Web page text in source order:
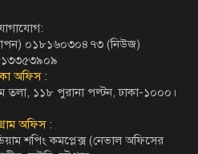
০১৮১৬০৩০৪৭৩ (নিউজ)
অফিস :
তলা, ১১৮ পুরানা পল্টন, ঢাকা-১০০০।
অফিস :
শপিং কমপ্লেক্স (নেভাল অফিসের